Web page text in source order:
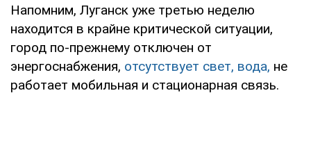
Напомним, Луганск уже третью неделю
находится в крайне критической ситуации,
город по-прежнему отключен от
энергоснабжения, отсутствует свет, вода, не
работает мобильная и стационарная связь.